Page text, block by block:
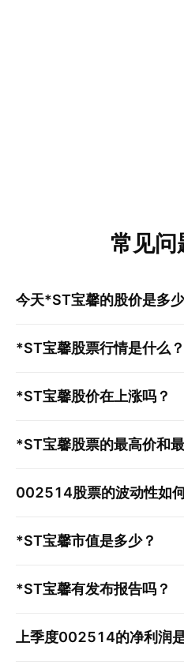
常见问
今天*ST宝馨的股价是多
*ST宝馨股票行情是什么？
*ST宝馨股价在上涨吗？
*ST宝馨股票的最高价和
002514股票的波动性如
*ST宝馨市值是多少？
*ST宝馨有发布报告吗？
上季度002514的净利润